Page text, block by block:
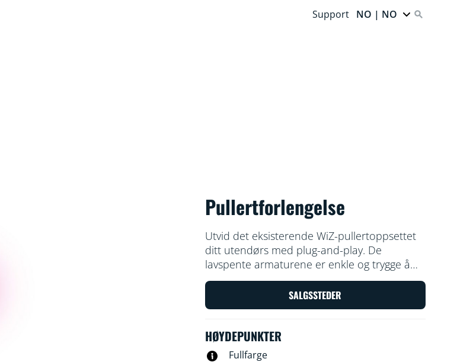
Support NO | NO
Pullertforlengelse
Utvid det eksisterende WiZ-pullertoppsettet
ditt utendørs med plug-and-play. De
lavspente armaturene er enkle og trygge å
montere. Du kan ordne og omarrangere
som du vil uten ekstra ledninger. Bruk det
eksisterende Wi-Fi-oppsettet ditt til å styre
SALGSSTEDER
HØYDEPUNKTER
Fullfarge